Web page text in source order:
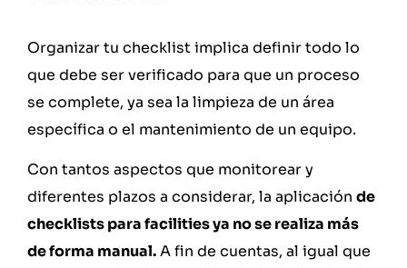
Organizar tu checklist implica definir todo lo
que debe ser verificado para que un proceso
se complete, ya sea la limpieza de un área
específica o el mantenimiento de un equipo.
Con tantos aspectos que monitorear y
diferentes plazos a considerar, la aplicación de
checklists para facilities ya no se realiza más
de forma manual.A fin de cuentas, al igual que